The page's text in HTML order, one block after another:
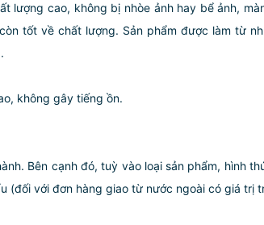
lượng cao, không bị nhòe ảnh hay bể ảnh,
tốt về chất lượng. Sản phẩm được làm từ
không gây tiếng ồn.
Bên cạnh đó, tuỳ vào loại sản phẩm, hình
(đối với đơn hàng giao từ nước ngoài có giá trị